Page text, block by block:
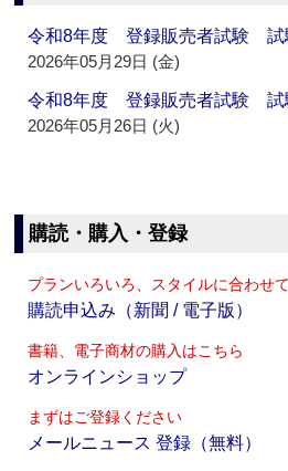
令和8年度 登録販売者試験 試
2026年05月29日 (金)
令和8年度 登録販売者試験 試
2026年05月26日 (火)
購読・購入・登録
プランいろいろ、スタイルに合わせ
購読申込み（新聞 / 電子版）
書籍、電子商材の購入はこちら
オンラインショップ
まずはご登録ください
メールニュース 登録（無料）